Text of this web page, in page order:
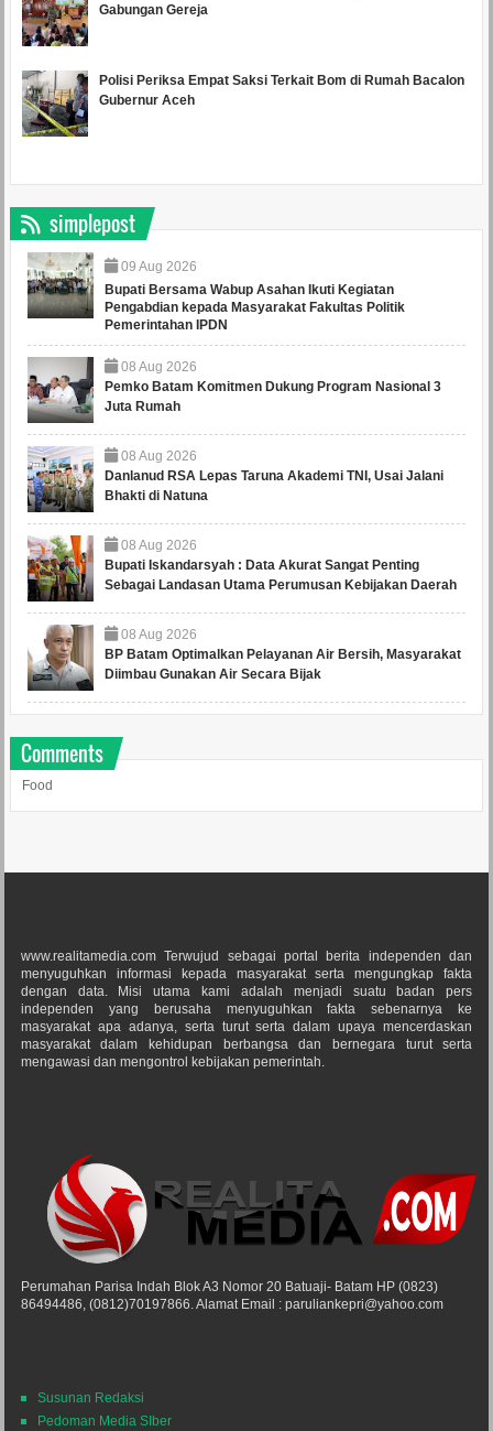
Gabungan Gereja
Polisi Periksa Empat Saksi Terkait Bom di Rumah Bacalon
Gubernur Aceh
simplepost
09 Aug 2026
Bupati Bersama Wabup Asahan Ikuti Kegiatan
Pengabdian kepada Masyarakat Fakultas Politik
Pemerintahan IPDN
08 Aug 2026
Pemko Batam Komitmen Dukung Program Nasional 3
Juta Rumah
08 Aug 2026
Danlanud RSA Lepas Taruna Akademi TNI, Usai Jalani
Bhakti di Natuna
08 Aug 2026
Bupati Iskandarsyah : Data Akurat Sangat Penting
Sebagai Landasan Utama Perumusan Kebijakan Daerah
08 Aug 2026
BP Batam Optimalkan Pelayanan Air Bersih, Masyarakat
Diimbau Gunakan Air Secara Bijak
Comments
Food
www.realitamedia.com Terwujud sebagai portal berita independen dan
menyuguhkan informasi kepada masyarakat serta mengungkap fakta
dengan data. Misi utama kami adalah menjadi suatu badan pers
independen yang berusaha menyuguhkan fakta sebenarnya ke
masyarakat apa adanya, serta turut serta dalam upaya mencerdaskan
masyarakat dalam kehidupan berbangsa dan bernegara turut serta
mengawasi dan mengontrol kebijakan pemerintah.
Perumahan Parisa Indah Blok A3 Nomor 20 Batuaji- Batam HP (0823)
86494486, (0812)70197866. Alamat Email : paruliankepri@yahoo.com
Susunan Redaksi
Pedoman Media SIber